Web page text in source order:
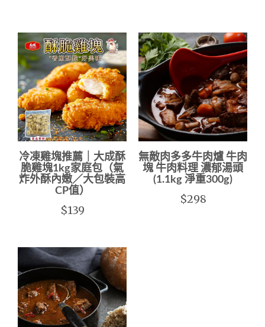
冷凍雞塊推薦｜大成酥
脆雞塊1kg家庭包（氣
炸外酥內嫩／大包裝高
CP值）
$139
無敵肉多多牛肉爐 牛肉
塊 牛肉料理 濃郁湯頭
(1.1kg 淨重300g)
$298